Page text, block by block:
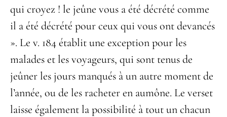
qui croyez ! le jeûne vous a été décrété comme
il a été décrété pour ceux qui vous ont devancés
». Le v. 184 établit une exception pour les
malades et les voyageurs, qui sont tenus de
jeûner les jours manqués à un autre moment de
l’année, ou de les racheter en aumône. Le verset
laisse également la possibilité à tout un chacun